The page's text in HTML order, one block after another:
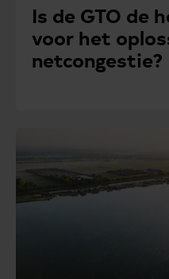
Is de GTO de
voor het
netcongestie?